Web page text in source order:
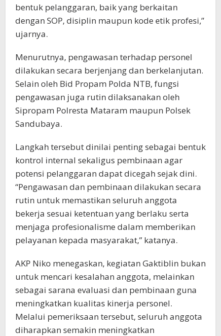
bentuk pelanggaran, baik yang berkaitan
dengan SOP, disiplin maupun kode etik profesi,”
ujarnya.
Menurutnya, pengawasan terhadap personel
dilakukan secara berjenjang dan berkelanjutan.
Selain oleh Bid Propam Polda NTB, fungsi
pengawasan juga rutin dilaksanakan oleh
Sipropam Polresta Mataram maupun Polsek
Sandubaya.
Langkah tersebut dinilai penting sebagai bentuk
kontrol internal sekaligus pembinaan agar
potensi pelanggaran dapat dicegah sejak dini.
“Pengawasan dan pembinaan dilakukan secara
rutin untuk memastikan seluruh anggota
bekerja sesuai ketentuan yang berlaku serta
menjaga profesionalisme dalam memberikan
pelayanan kepada masyarakat,” katanya.
AKP Niko menegaskan, kegiatan Gaktiblin bukan
untuk mencari kesalahan anggota, melainkan
sebagai sarana evaluasi dan pembinaan guna
meningkatkan kualitas kinerja personel.
Melalui pemeriksaan tersebut, seluruh anggota
diharapkan semakin meningkatkan